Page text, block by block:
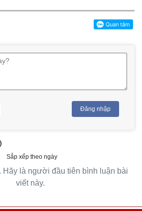
Đăng nhập
)
Sắp xếp theo ngày
Hãy là người đầu tiên bình luận bài
viết này.